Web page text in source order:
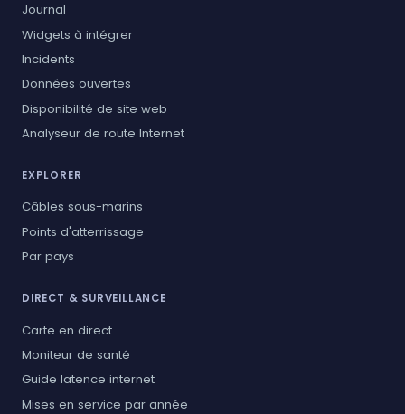
Journal
Widgets à intégrer
Incidents
Données ouvertes
Disponibilité de site web
Analyseur de route Internet
EXPLORER
Câbles sous-marins
Points d'atterrissage
Par pays
DIRECT & SURVEILLANCE
Carte en direct
Moniteur de santé
Guide latence internet
Mises en service par année